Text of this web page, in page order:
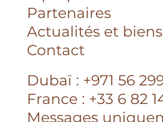
Accueil
À propos
Partenaires
Actualités et biens
Contact